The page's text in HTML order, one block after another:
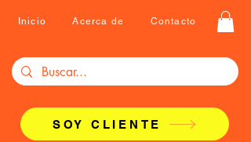
Inicio Acerca de Contacto
SOY CLIENTE